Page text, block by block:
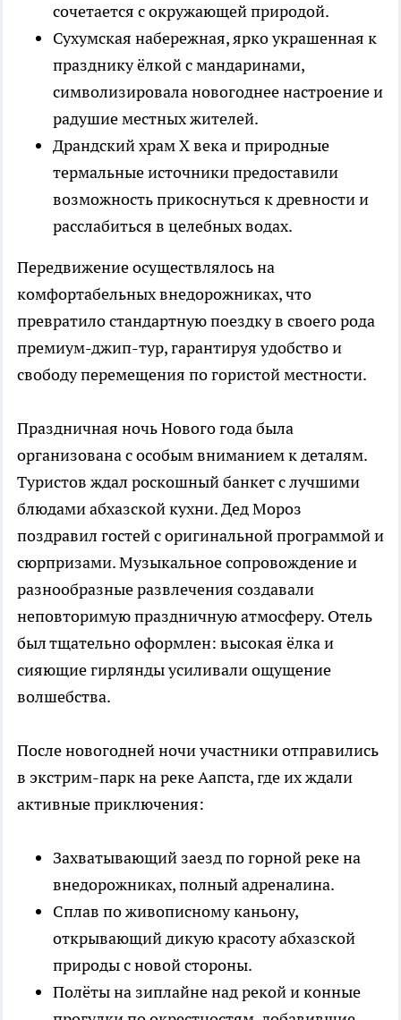
сочетается с окружающей природой.
Сухумская набережная, ярко украшенная к
празднику ёлкой с мандаринами,
символизировала новогоднее настроение и
радушие местных жителей.
Драндский храм X века и природные
термальные источники предоставили
возможность прикоснуться к древности и
расслабиться в целебных водах.
Передвижение осуществлялось на
комфортабельных внедорожниках, что
превратило стандартную поездку в своего рода
премиум-джип-тур, гарантируя удобство и
свободу перемещения по гористой местности.
Праздничная ночь Нового года была
организована с особым вниманием к деталям.
Туристов ждал роскошный банкет с лучшими
блюдами абхазской кухни. Дед Мороз
поздравил гостей с оригинальной программой и
сюрпризами. Музыкальное сопровождение и
разнообразные развлечения создавали
неповторимую праздничную атмосферу. Отель
был тщательно оформлен: высокая ёлка и
сияющие гирлянды усиливали ощущение
волшебства.
После новогодней ночи участники отправились
в экстрим-парк на реке Аапста, где их ждали
активные приключения:
Захватывающий заезд по горной реке на
внедорожниках, полный адреналина.
Сплав по живописному каньону,
открывающий дикую красоту абхазской
природы с новой стороны.
Полёты на зиплайне над рекой и конные